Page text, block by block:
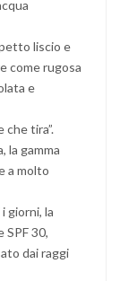
liscio e
come rugosa
e
che tira”.
la gamma
a molto
giorni, la
SPF 30,
dai raggi